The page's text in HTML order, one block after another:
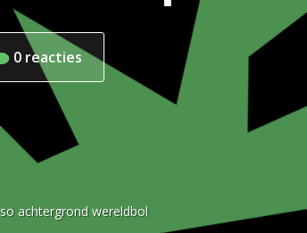
0 reacties
achtergrond wereldbol